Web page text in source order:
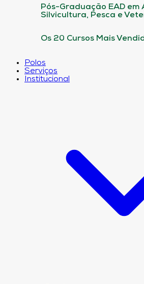
Pós-Graduação EAD em
Silvicultura, Pesca e
Os 20 Cursos Mais
Polos
Serviços
Institucional